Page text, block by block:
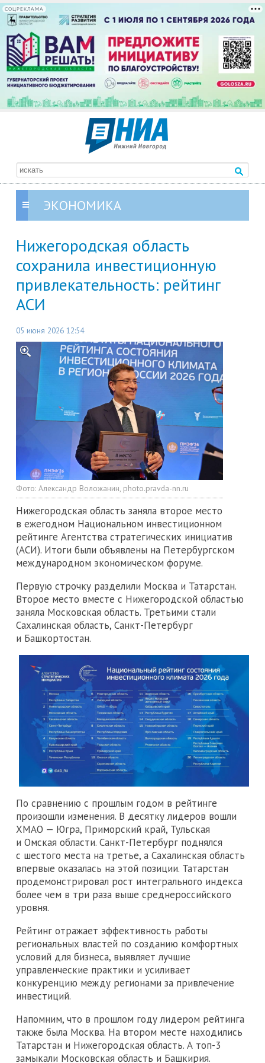
СОЦРЕКЛАМА
ЭКОНОМИКА
Нижегородская область
сохранила инвестиционную
привлекательность: рейтинг
АСИ
05 июня 2026 12:54
Фото: Александр Воложанин, photo.pravda-nn.ru
Нижегородская область заняла второе место
в ежегодном Национальном инвестиционном
рейтинге Агентства стратегических инициатив
(АСИ). Итоги были объявлены на Петербургском
международном экономическом форуме.
Первую строчку разделили Москва и Татарстан.
Второе место вместе с Нижегородской областью
заняла Московская область. Третьими стали
Сахалинская область, Санкт-Петербург
и Башкортостан.
По сравнению с прошлым годом в рейтинге
произошли изменения. В десятку лидеров вошли
ХМАО — Югра, Приморский край, Тульская
и Омская области. Санкт-Петербург поднялся
с шестого места на третье, а Сахалинская область
впервые оказалась на этой позиции. Татарстан
продемонстрировал рост интегрального индекса
более чем в три раза выше среднероссийского
уровня.
Рейтинг отражает эффективность работы
региональных властей по созданию комфортных
условий для бизнеса, выявляет лучшие
управленческие практики и усиливает
конкуренцию между регионами за привлечение
инвестиций.
Напомним, что в прошлом году лидером рейтинга
также была Москва. На втором месте находились
Татарстан и Нижегородская область. А топ-3
замыкали Московская область и Башкирия.